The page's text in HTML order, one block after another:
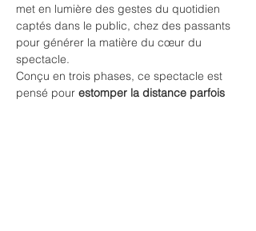
met en lumière des gestes du quotidien
captés dans le public, chez des passants
pour générer la matière du cœur du
spectacle.
Conçu en trois phases, ce spectacle est
pensé pour estomper la distance parfois